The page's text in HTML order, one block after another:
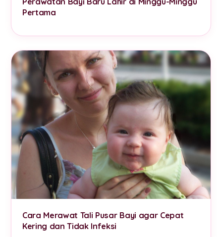
Pertama
Cara Merawat Tali Pusar Bayi agar Cepat
Kering dan Tidak Infeksi